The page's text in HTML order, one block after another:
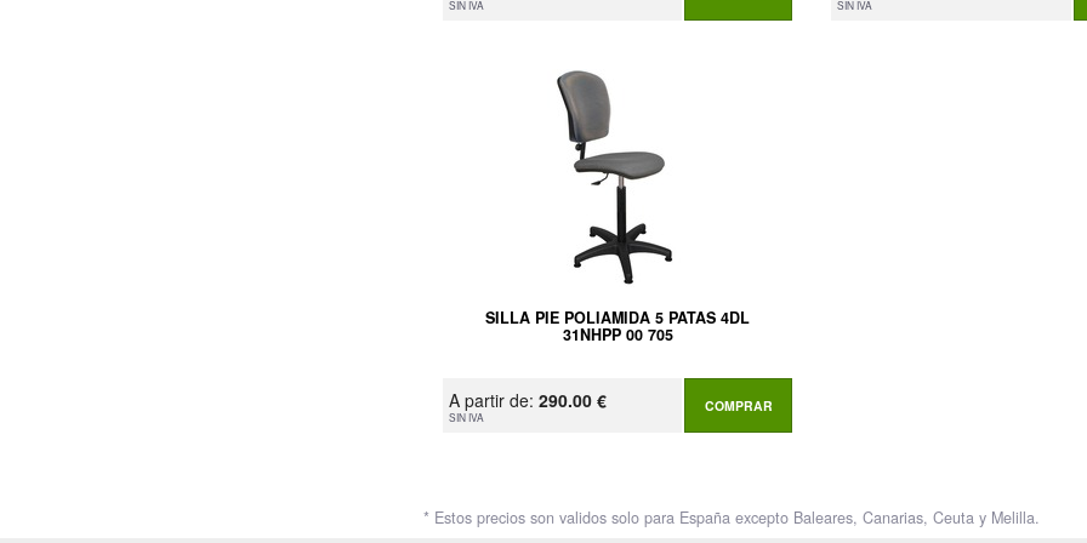
SIN IVA SIN IVA
SILLA PIE POLIAMIDA 5 PATAS 4DL
31NHPP 00 705
A partir de: 290.00 €
SIN IVA
COMPRAR
* Estos precios son validos solo para España excepto Baleares, Canarias, Ceuta y Melilla.